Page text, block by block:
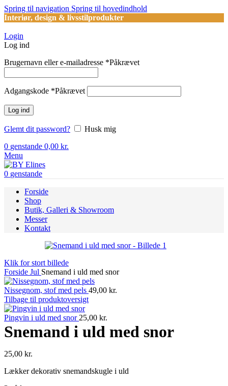
Spring til navigation Spring til hovedindhold
Interiør, design & livsstilprodukter
Login
Log ind
Brugernavn eller e-mailadresse *Påkrævet
Adgangskode *Påkrævet
Log ind
Glemt dit password?
Husk mig
0 genstande 0,00 kr.
Menu
0 genstande
Forside
Shop
Butik, Galleri & Showroom
Messer
Kontakt
Klik for stort billede
Forside Jul Snemand i uld med snor
Nissegnom, stof med pels 49,00 kr.
Tilbage til produktoversigt
Pingvin i uld med snor 25,00 kr.
Snemand i uld med snor
25,00 kr.
Lækker dekorativ snemandskugle i uld